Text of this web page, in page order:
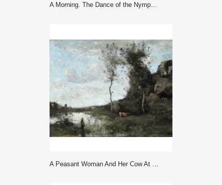
A Morning. The Dance of the Nymphs (circa 1850) - Jean Baptiste Camille Corot
A Peasant Woman And Her Cow At The Pond With A View Of A Village (ca ... - Corot